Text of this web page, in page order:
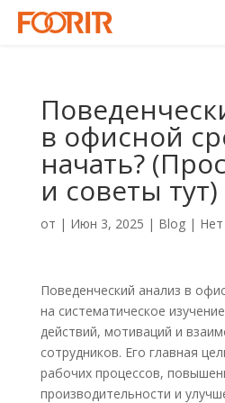
в офисной
начать?
и советы тут)
от | Июн 3, 2025 | Blog|
Поведенческий анализ в
на систематическое
действий, мотиваций и
сотрудников. Его главная
рабочих процессов,
производительности и